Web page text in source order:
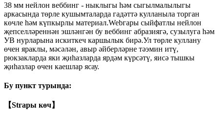
38 мм нейлон веббинг - ныклыгы һәм сыгылмалылыгы
аркасында төрле кушымталарда гадәттә кулланыла торган
көчле һәм күпкырлы материал.Webгары сыйфатлы нейлон
җепселләреннән эшләнгән бу веббинг абразиягә, сузылуга һәм
УВ нурларына искиткеч каршылык бирә.Ул төрле куллану
өчен яраклы, мәсәлән, авыр әйберләрне тәэмин итү,
рюкзакларда яки җиһазларда ярдәм күрсәтү, яисә тышкы
җиһазлар өчен каешлар ясау.
Бу пункт турында:
【Stгары көч】